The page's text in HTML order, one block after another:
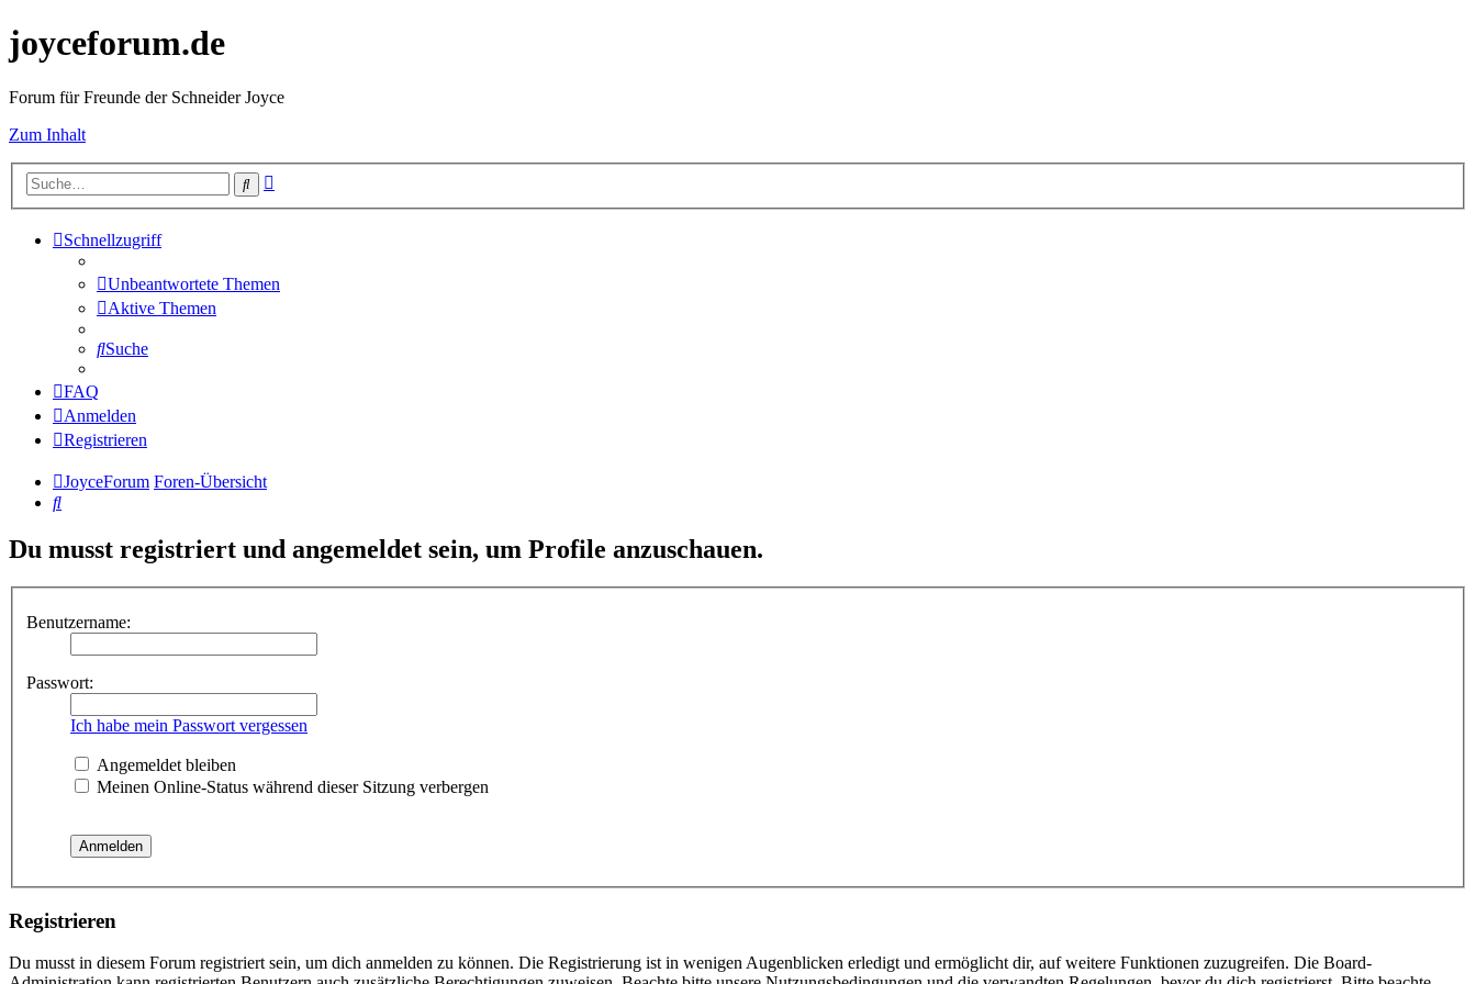
joyceforum.de
Forum für Freunde der Schneider Joyce
Zum Inhalt
Suche
Schnellzugriff
Unbeantwortete Themen
Aktive Themen
Suche
FAQ
Anmelden
Registrieren
JoyceForum Foren-Übersicht
Suche
Du musst registriert und angemeldet sein, um Profile anzuschauen.
Benutzername:
Passwort:
Ich habe mein Passwort vergessen
Angemeldet bleiben
Meinen Online-Status während dieser Sitzung verbergen
Registrieren
Du musst in diesem Forum registriert sein, um dich anmelden zu können. Die Registrierung ist in wenigen Augenblicken erledigt und ermöglicht dir, auf weitere Funktionen zuzugreifen. Die Board-